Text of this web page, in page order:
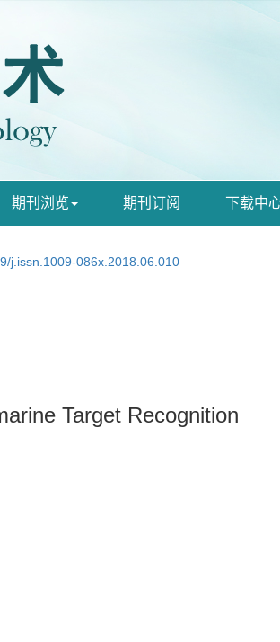
期刊浏览 期刊订阅 下载中
j.issn.1009-086x.2018.06.010
Target Recognition